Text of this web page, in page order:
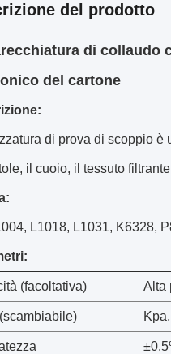
del prodotto
di collaudo
del cartone
di prova di scoppio
il cuoio, il tessuto
L1018, L1031, K6328,
(facoltativa) Alta